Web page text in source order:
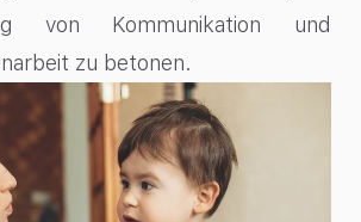
von Kommunikation und
zu betonen.